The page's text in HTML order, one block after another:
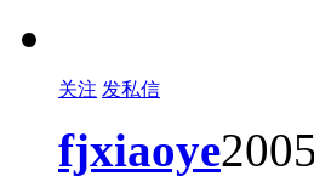
关注 发私信
fjxiaoye